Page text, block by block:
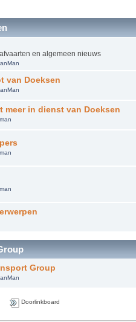
en algemeen nieuws
van Doeksen
meer in dienst van Doeksen
Group
Doorlinkboard